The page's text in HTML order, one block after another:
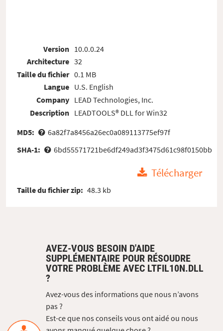
Version
Architecture
Taille du fichier
Langue
Company
Description
10.0.0.24
32
0.1 MB
U.S. English
LEAD Technologies, Inc.
LEADTOOLS® DLL for Win32
MD5:
6a82f7a8456a26ec0a089113775ef97f
SHA-1:
6bd55571721be6df249ad3f3475d61c98f0150bb
Télécharger
Taille du fichier zip: 48.3 kb
AVEZ-VOUS BESOIN D'AIDE
SUPPLÉMENTAIRE POUR RÉSOUDRE
VOTRE PROBLÈME AVEC LTFIL10N.DLL
?
Avez-vous des informations que nous n’avons
pas ?
Est-ce que nos conseils vous ont aidé ou nous